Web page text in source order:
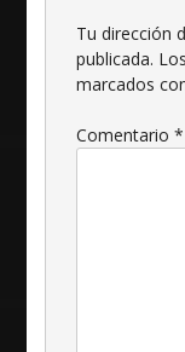
Tu dirección
publicada.
marcados
Comentario*